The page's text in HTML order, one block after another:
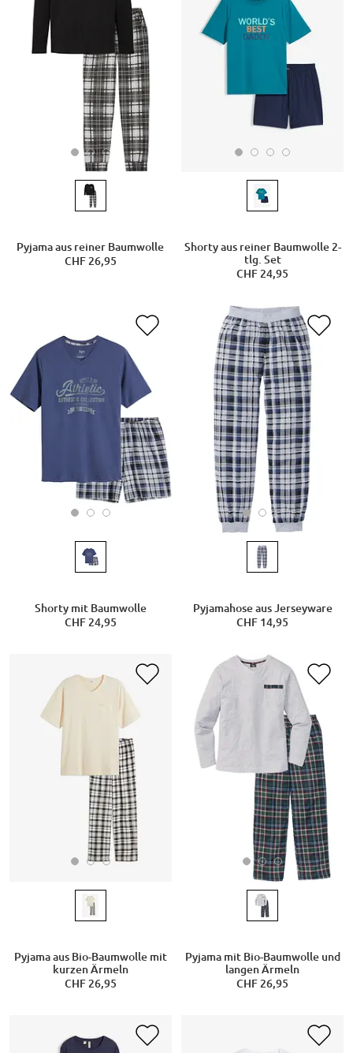
Pyjama aus reiner Baumwolle
CHF 26,95
Shorty aus reiner Baumwolle 2-
tlg. Set
CHF 24,95
Shorty mit Baumwolle
CHF 24,95
Pyjamahose aus Jerseyware
CHF 14,95
Pyjama aus Bio-Baumwolle mit
kurzen Ärmeln
CHF 26,95
Pyjama mit Bio-Baumwolle und
langen Ärmeln
CHF 26,95